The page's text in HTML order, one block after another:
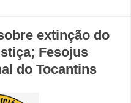
extinção do
Fesojus
do Tocantins